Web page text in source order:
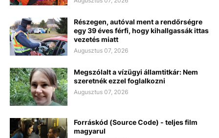
Részegen, autóval ment a rendőrségre
egy 39 éves férfi, hogy kihallgassák ittas
vezetés miatt
Augusztus 07, 2026
Megszólalt a vízügyi államtitkár: Nem
szeretnék ezzel foglalkozni
Augusztus 07, 2026
Forráskód (Source Code) - teljes film
magyarul